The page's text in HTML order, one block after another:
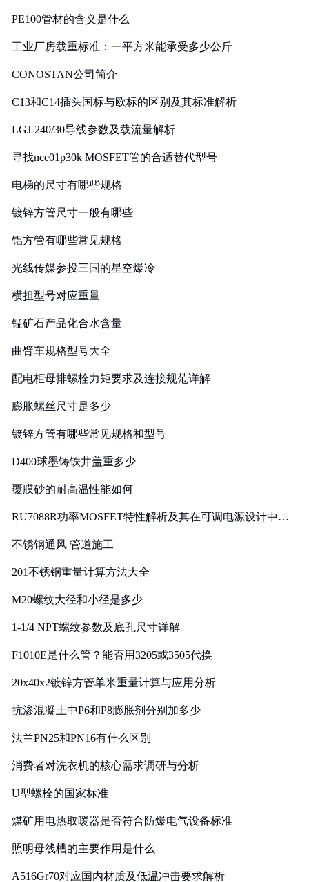
PE100管材的含义是什么
工业厂房载重标准：一平方米能承受多少公斤
CONOSTAN公司简介
C13和C14插头国标与欧标的区别及其标准解析
LGJ-240/30导线参数及载流量解析
寻找nce01p30k MOSFET管的合适替代型号
电梯的尺寸有哪些规格
镀锌方管尺寸一般有哪些
铝方管有哪些常见规格
光线传媒参投三国的星空爆冷
横担型号对应重量
锰矿石产品化合水含量
曲臂车规格型号大全
配电柜母排螺栓力矩要求及连接规范详解
膨胀螺丝尺寸是多少
镀锌方管有哪些常见规格和型号
D400球墨铸铁井盖重多少
覆膜砂的耐高温性能如何
RU7088R功率MOSFET特性解析及其在可调电源设计中的
不锈钢通风 管道施工
201不锈钢重量计算方法大全
M20螺纹大径和小径是多少
1-1/4 NPT螺纹参数及底孔尺寸详解
F1010E是什么管？能否用3205或3505代换
20x40x2镀锌方管单米重量计算与应用分析
抗渗混凝土中P6和P8膨胀剂分别加多少
法兰PN25和PN16有什么区别
消费者对洗衣机的核心需求调研与分析
U型螺栓的国家标准
煤矿用电热取暖器是否符合防爆电气设备标准
照明母线槽的主要作用是什么
A516Gr70对应国内材质及低温冲击要求解析